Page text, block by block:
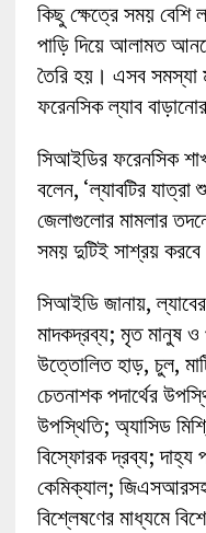
কিছু ক্ষেত্রে সময়
পাড়ি দিয়ে আলামত
তৈরি হয়। এসব সমস্যা
ফরেনসিক ল্যাব
সিআইডির ফরেনসিক
বলেন, ‘ল্যাবটির
জেলাগুলোর মামলার
সময় দুটিই সাশ্রয়
সিআইডি জানায়, ল্যাবের
মাদকদ্রব্য; মৃত মানুষ ও
উত্তোলিত হাড়, চুল,
চেতনাশক পদার্থের
উপস্থিতি; অ্যাসিড
বিস্ফোরক দ্রব্য; দাহ্য
কেমিক্যাল;
বিশ্লেষণের মাধ্যমে